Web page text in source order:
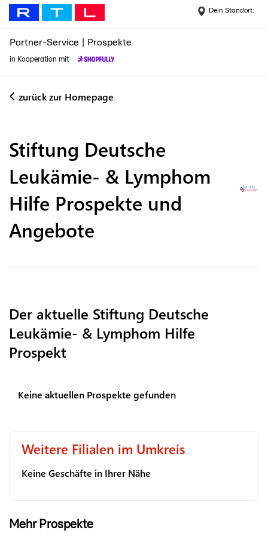
Dein Standort:
Partner-Service Prospekte
in Kooperation mit
zurück zur Homepage
Weitere Filialen im Umkreis
Keine Geschäfte in Ihrer Nähe
Stiftung Deutsche
Leukämie- & Lymphom
Hilfe Prospekte und
Angebote
Der aktuelle Stiftung Deutsche
Leukämie- & Lymphom Hilfe
Prospekt
Keine aktuellen Prospekte gefunden
Mehr Prospekte